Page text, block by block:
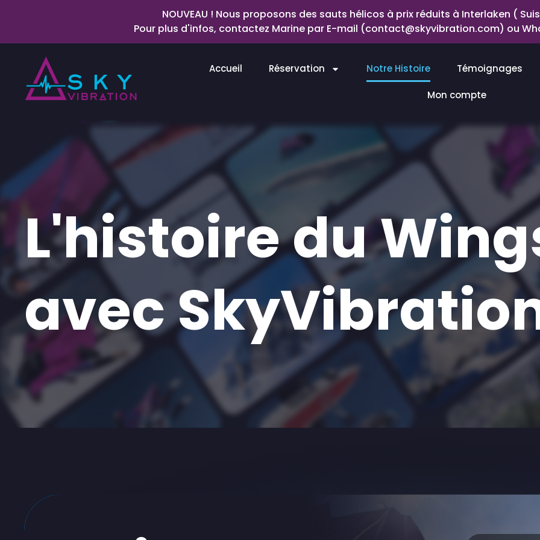
NOUVEAU ! Nous proposons des sauts hélicos à prix réduits à Interlaken (
Pour plus d'infos, contactez Marine par E-mail (contact@skyvibration.com) ou
Accueil Réservation Notre Histoire Témoignages
Mon compte
L'histoire du
avec